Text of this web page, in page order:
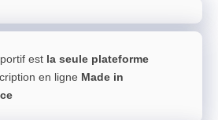
est la seule plateforme
en ligne Made in